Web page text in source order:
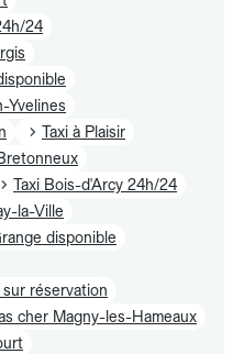
24
Yvelines
Taxi à Plaisir
Taxi Bois-d'Arcy 24h/24
la-Ville
disponible
réservation
cher Magny-les-Hameaux